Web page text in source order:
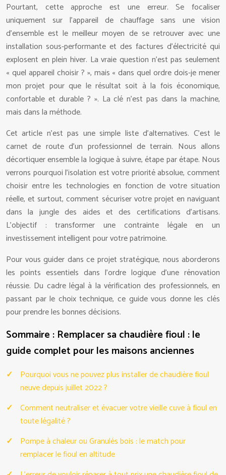
Pourtant, cette approche est une erreur. Se focaliser
uniquement sur l’appareil de chauffage sans une vision
d’ensemble est le meilleur moyen de se retrouver avec une
installation sous-performante et des factures d’électricité qui
explosent en plein hiver. La vraie question n’est pas seulement
« quel appareil choisir ? », mais « dans quel ordre dois-je mener
mon projet pour que le résultat soit à la fois économique,
confortable et durable ? ». La clé n’est pas dans la machine,
mais dans la méthode.
Cet article n’est pas une simple liste d’alternatives. C’est le
carnet de route d’un professionnel de terrain. Nous allons
décortiquer ensemble la logique à suivre, étape par étape. Nous
verrons pourquoi l’isolation est votre priorité absolue, comment
choisir entre les technologies en fonction de votre situation
réelle, et surtout, comment sécuriser votre projet en naviguant
dans la jungle des aides et des certifications d’artisans.
L’objectif : transformer une contrainte légale en un
investissement intelligent pour votre patrimoine.
Pour vous guider dans ce projet stratégique, nous aborderons
les points essentiels dans l’ordre logique d’une rénovation
réussie. Du cadre légal à la vérification des professionnels, en
passant par le choix technique, ce guide vous donne les clés
pour prendre les bonnes décisions.
Sommaire : Remplacer sa chaudière fioul : le
guide complet pour les maisons anciennes
Pourquoi vous ne pouvez plus installer de chaudière fioul
neuve depuis juillet 2022 ?
Comment neutraliser et évacuer votre vieille cuve à fioul en
toute légalité ?
Pompe à chaleur ou Granulés bois : le match pour
remplacer le fioul en altitude